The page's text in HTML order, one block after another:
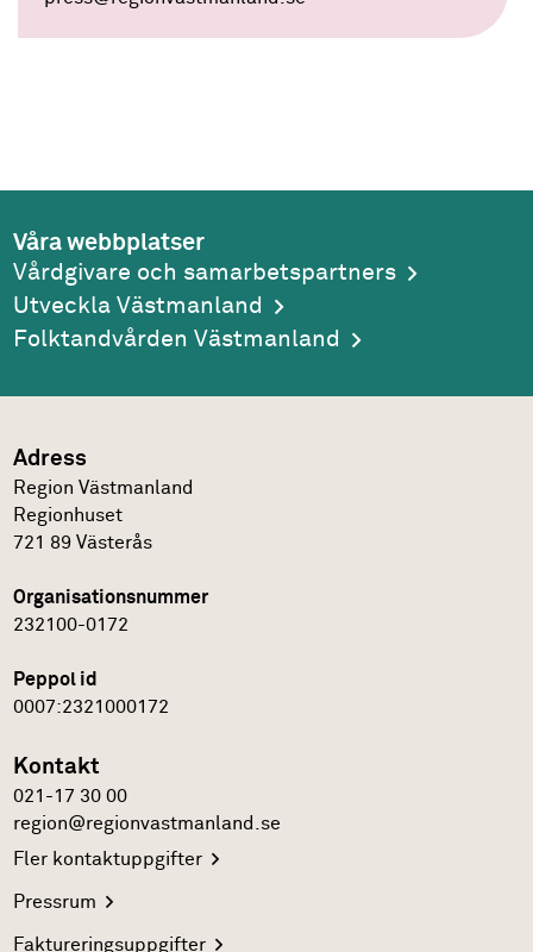
Våra webbplatser
Vårdgivare och samarbetspartners
Utveckla Västmanland
Folktandvården Västmanland
Adress
Region Västmanland
Regionhuset
721 89 Västerås
Organisationsnummer
232100-0172
Peppol id
0007:2321000172
Kontakt
021-17 30 00
region@regionvastmanland.se
Flerkontaktuppgifter
Pressrum
Faktureringsuppgifter